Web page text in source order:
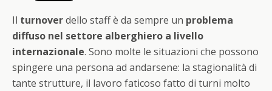
Il turnoverdello staff è da sempre un problema
diffuso nel settore alberghiero a livello
internazionale. Sono molte le situazioni che possono
spingere una persona ad andarsene: la stagionalità di
tante strutture, il lavoro faticoso fatto di turni molto